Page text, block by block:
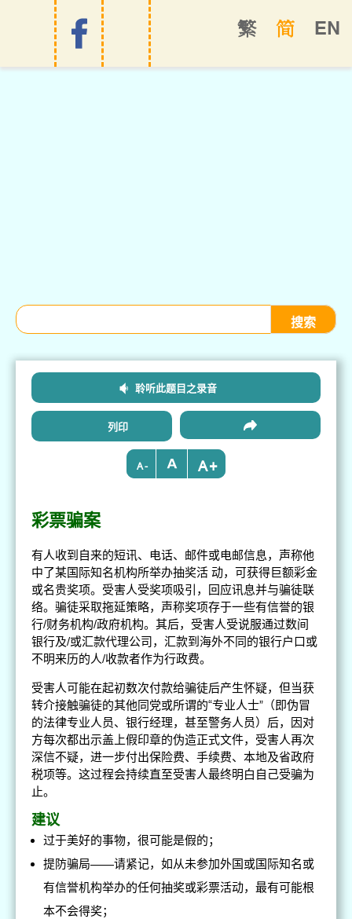
EN
简
繁
聆听此题目之录音
列印
- +
彩票骗案
有人收到自来的短讯、电话、邮件或电邮信息，声称他
中了某国际知名机构所举办抽奖活 动，可获得巨额彩金
或名贵奖项。受害人受奖项吸引，回应讯息并与骗徒联
络。骗徒采取拖延策略，声称奖项存于一些有信誉的银
行/财务机构/政府机构。其后，受害人受说服通过数间
银行及/或汇款代理公司，汇款到海外不同的银行户口或
不明来历的人/收款者作为行政费。
受害人可能在起初数次付款给骗徒后产生怀疑，但当获
转介接触骗徒的其他同党或所谓的“专业人士”（即伪冒
的法律专业人员、银行经理，甚至警务人员）后，因对
方每次都出示盖上假印章的伪造正式文件，受害人再次
深信不疑，进一步付出保险费、手续费、本地及省政府
税项等。这过程会持续直至受害人最终明白自己受骗为
止。
建议
过于美好的事物，很可能是假的；
提防骗局——请紧记，如从未参加外国或国际知名或
有信誉机构举办的任何抽奖或彩票活动，最有可能根
本不会得奖；